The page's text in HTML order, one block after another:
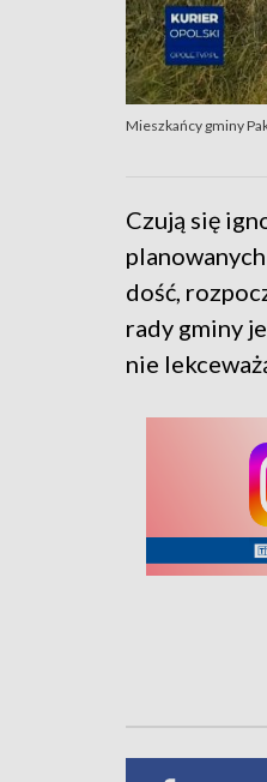
Mieszkańcy gminy
Czują się
dość,
rady gminy
nie